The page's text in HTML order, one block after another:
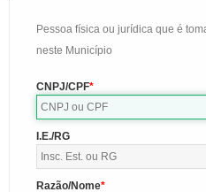
Pessoa física ou jurídica que é
neste Município
CNPJ/CPF
I.E./RG
Razão/Nome